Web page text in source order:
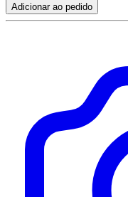
Adicionar ao pedido